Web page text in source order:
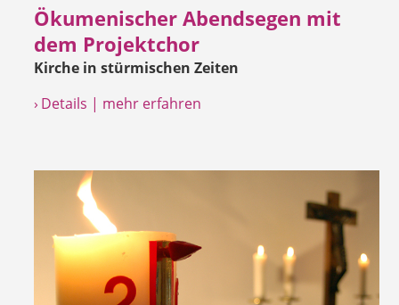
Ökumenischer Abendsegen mit
dem Projektchor
Kirche in stürmischen Zeiten
› Details | mehr erfahren